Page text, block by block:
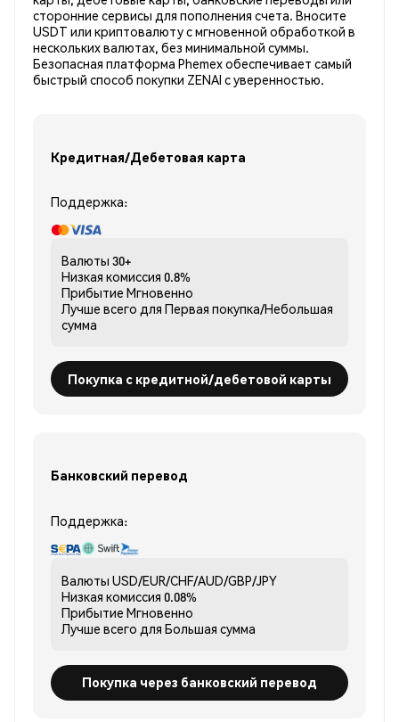
сторонние сервисы для пополнения счета. Вносите
USDT или криптовалюту с мгновенной обработкой в
нескольких валютах, без минимальной суммы.
Безопасная платформа Phemex обеспечивает самый
быстрый способ покупки ZENAI с уверенностью.
Кредитная/Дебетовая карта
Поддержка:
Валюты 30+
Низкая комиссия 0.8%
Прибытие Мгновенно
Лучше всего для Первая покупка/Небольшая
сумма
Покупка с кредитной/дебетовой карты
Банковский перевод
Поддержка:
Валюты USD/EUR/CHF/AUD/GBP/JPY
Низкая комиссия 0.08%
Прибытие Мгновенно
Лучше всего для Большая сумма
Покупка через банковский перевод